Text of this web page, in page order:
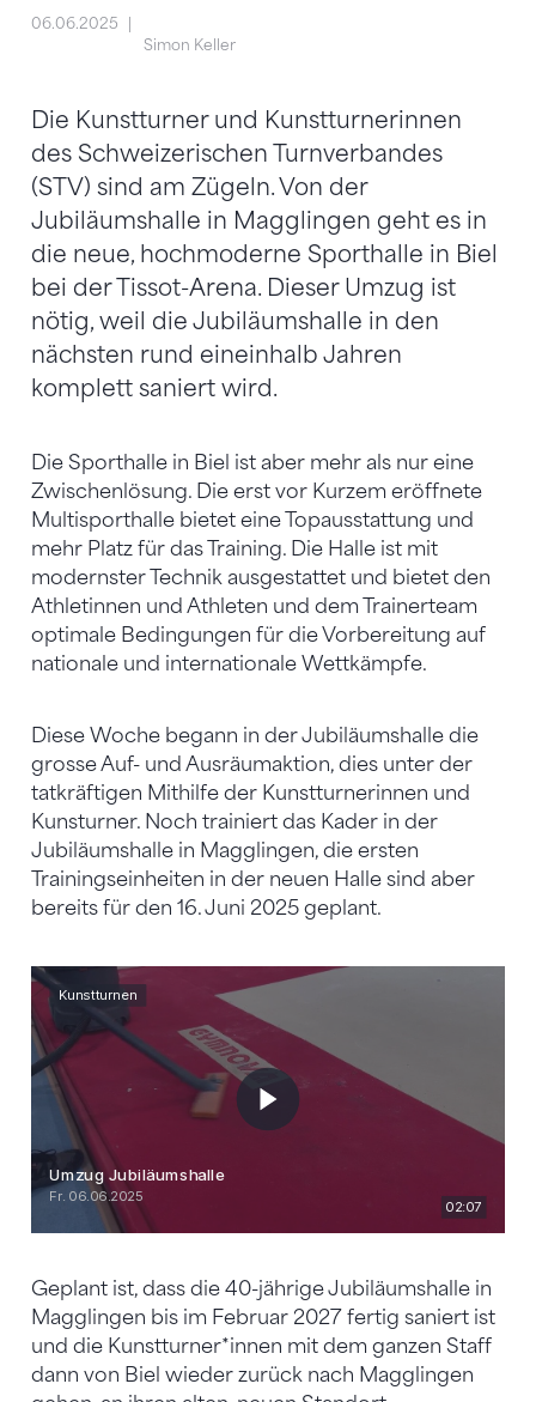
06.06.2025
Simon Keller
Die Kunstturner und Kunstturnerinnen
des Schweizerischen Turnverbandes
(STV) sind am Zügeln. Von der
Jubiläumshalle in Magglingen geht es in
die neue, hochmoderne Sporthalle in Biel
bei der Tissot-Arena. Dieser Umzug ist
nötig, weil die Jubiläumshalle in den
nächsten rund eineinhalb Jahren
komplett saniert wird.
Die Sporthalle in Biel ist aber mehr als nur eine
Zwischenlösung. Die erst vor Kurzem eröffnete
Multisporthalle bietet eine Topausstattung und
mehr Platz für das Training. Die Halle ist mit
modernster Technik ausgestattet und bietet den
Athletinnen und Athleten und dem Trainerteam
optimale Bedingungen für die Vorbereitung auf
nationale und internationale Wettkämpfe.
Diese Woche begann in der Jubiläumshalle die
grosse Auf- und Ausräumaktion, dies unter der
tatkräftigen Mithilfe der Kunstturnerinnen und
Kunsturner. Noch trainiert das Kader in der
Jubiläumshalle in Magglingen, die ersten
Trainingseinheiten in der neuen Halle sind aber
bereits für den 16. Juni 2025 geplant.
Geplant ist, dass die 40-jährige Jubiläumshalle in
Magglingen bis im Februar 2027 fertig saniert ist
und die Kunstturner*innen mit dem ganzen Staff
dann von Biel wieder zurück nach Magglingen